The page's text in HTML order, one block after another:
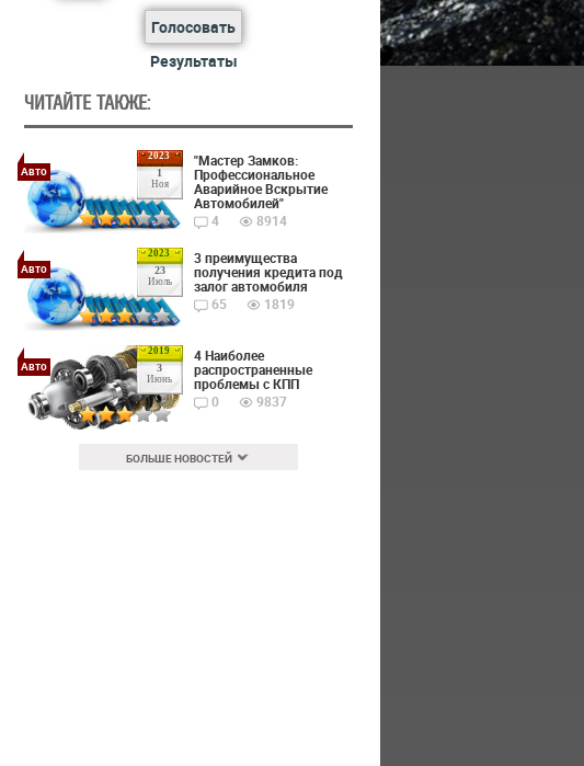
Голосовать
Результаты
ЧИТАЙТЕ ТАКЖЕ:
2023
1
Ноя
Авто
"Мастер Замков:
Профессиональное
Аварийное Вскрытие
Автомобилей"
4
8914
2023
23
Июль
Авто
3 преимущества
получения кредита под
залог автомобиля
65
1819
2019
3
Июнь
Авто
4 Наиболее
распространенные
проблемы с КПП
0
9837
БОЛЬШЕ НОВОСТЕЙ